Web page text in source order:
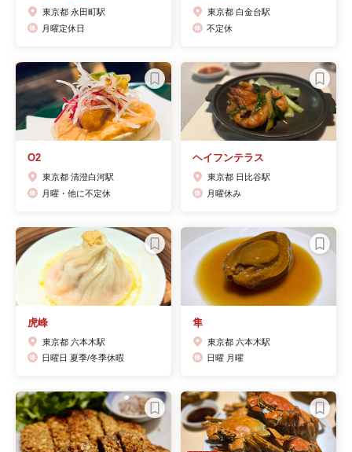
東京都 永田町駅
月曜定休日
東京都 白金台駅
不定休
O2
東京都 清澄白河駅
月曜・他に不定休
ヘイフンテラス
東京都 日比谷駅
月曜休み
虎峰
東京都 六本木駅
日曜日 夏季/冬季休暇
隼
東京都 六本木駅
日曜 月曜